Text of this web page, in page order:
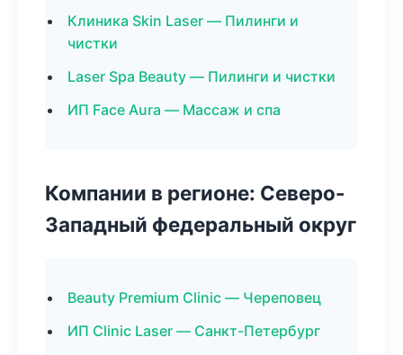
Клиника Skin Laser — Пилинги и
чистки
Laser Spa Beauty — Пилинги и чистки
ИП Face Aura — Массаж и спа
Компании в регионе: Северо-
Западный федеральный округ
Beauty Premium Clinic — Череповец
ИП Clinic Laser — Санкт-Петербург